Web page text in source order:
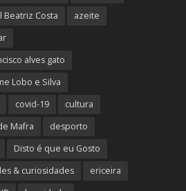
Costa
azeite
alves gato
Lobo e Silva
covid-19
cultura
Mafra
desporto
Disto é que eu Gosto
& curiosidades
ericeira